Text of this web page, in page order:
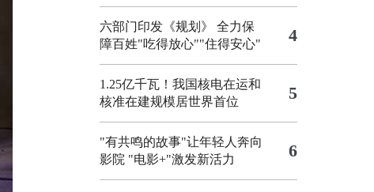
六部门印发《规划》 全力保
障百姓"吃得放心""住得安心"
4
1.25亿千瓦！我国核电在运和
核准在建规模居世界首位
5
"有共鸣的故事"让年轻人奔向
影院 "电影+"激发新活力 6